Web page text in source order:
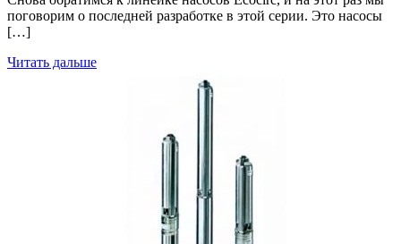
поговорим о последней разработке в этой серии. Это насосы
[…]
Читать дальше